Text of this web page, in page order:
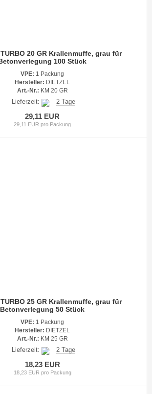
20 GR Krallenmuffe, grau für
100 Stück
VPE: 1 Packung
Hersteller: DIETZEL
Art.-Nr.: KM 20 GR
Lieferzeit: 2 Tage
29,11 EUR
29,11 EUR pro Packung
25 GR Krallenmuffe, grau für
Betonverlegung 50 Stück
VPE: 1 Packung
Hersteller: DIETZEL
Art.-Nr.: KM 25 GR
Lieferzeit: 2 Tage
18,23 EUR
18,23 EUR pro Packung